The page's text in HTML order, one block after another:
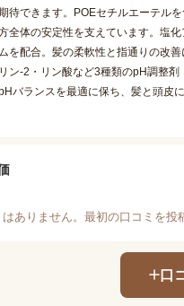
待できます。POEセチルエーテル
全体の安定性を支えています。塩
を配合。髪の柔軟性と指通りの改
ン-2・リン酸など3種類のpH調整剤
バランスを最適に保ち、髪と頭皮
はありません。最初の口コミを投
口